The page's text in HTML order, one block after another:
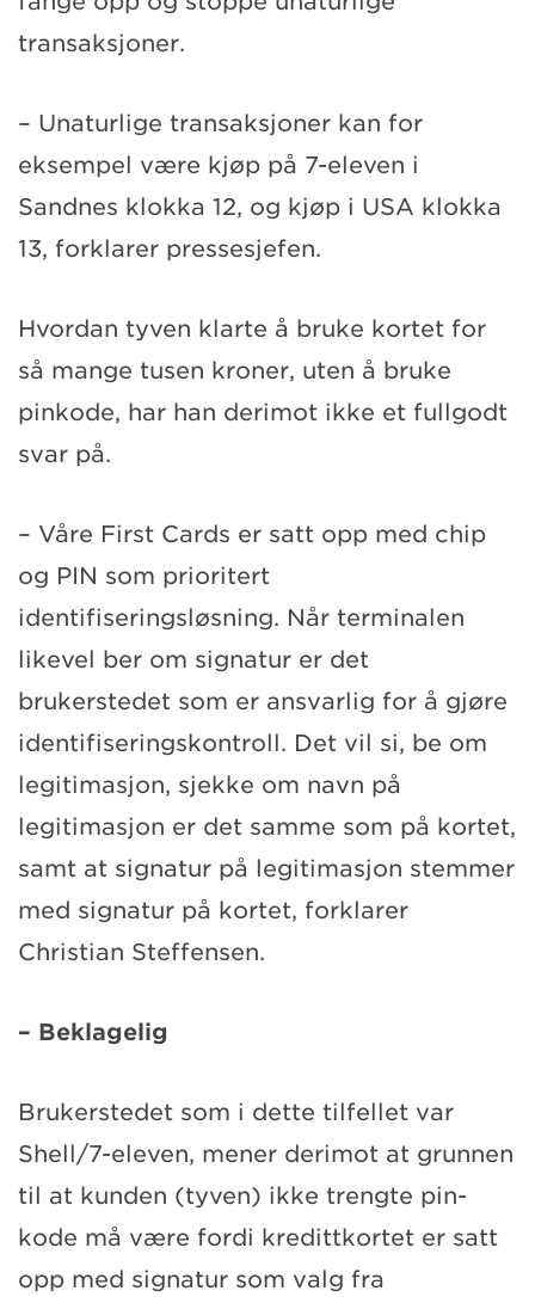
transaksjoner.
– Unaturlige transaksjoner kan for
eksempel være kjøp på 7-eleven i
Sandnes klokka 12, og kjøp i USA klokka
13, forklarer pressesjefen.
Hvordan tyven klarte å bruke kortet for
så mange tusen kroner, uten å bruke
pinkode, har han derimot ikke et fullgodt
svar på.
– Våre First Cards er satt opp med chip
og PIN som prioritert
identifiseringsløsning. Når terminalen
likevel ber om signatur er det
brukerstedet som er ansvarlig for å gjøre
identifiseringskontroll. Det vil si, be om
legitimasjon, sjekke om navn på
legitimasjon er det samme som på kortet,
samt at signatur på legitimasjon stemmer
med signatur på kortet, forklarer
Christian Steffensen.
– Beklagelig
Brukerstedet som i dette tilfellet var
Shell/7-eleven, mener derimot at grunnen
til at kunden (tyven) ikke trengte pin-
kode må være fordi kredittkortet er satt
opp med signatur som valg fra